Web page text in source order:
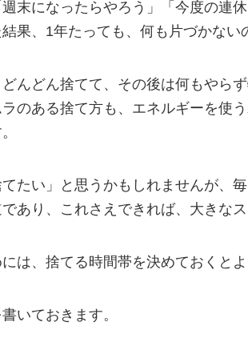
末になったらやろう」「今度の連
果、1年たっても、何も片づかない
んどん捨てて、その後は何もやら
のある捨て方も、エネルギーを使
てたい」と思うかもしれませんが、
あり、これさえできれば、大きな
は、捨てる時間帯を決めておくとよ
いておきます。